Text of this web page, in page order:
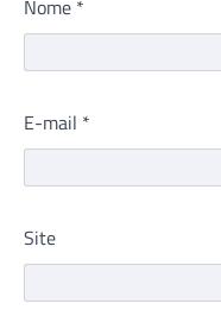
Nome *
E-mail *
Site